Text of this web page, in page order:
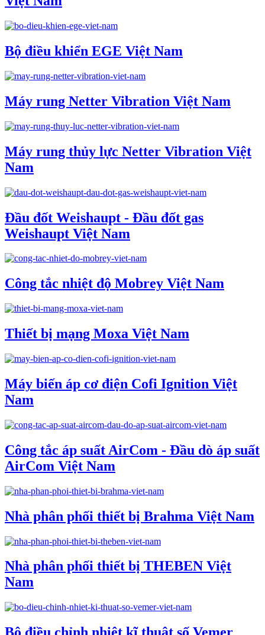
Bộ điều khiển EGE Việt Nam
Máy rung Netter Vibration Việt Nam
Máy rung thủy lực Netter Vibration Việt
Nam
Đầu đốt Weishaupt - Đầu đốt gas
Weishaupt Việt Nam
Công tắc nhiệt độ Mobrey Việt Nam
Thiết bị mạng Moxa Việt Nam
Máy biến áp cơ điện Cofi Ignition Việt
Nam
Công tắc áp suất AirCom - Đầu dò áp suất
AirCom Việt Nam
Nhà phân phối thiết bị Brahma Việt Nam
Nhà phân phối thiết bị THEBEN Việt
Nam